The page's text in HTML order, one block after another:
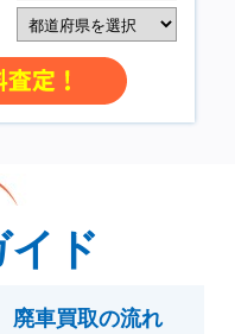
イド
廃車買取の流れ